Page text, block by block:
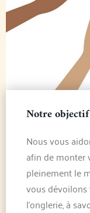
Notre objectif
Nous vous
afin de monter
pleinement le
vous
l’onglerie, à